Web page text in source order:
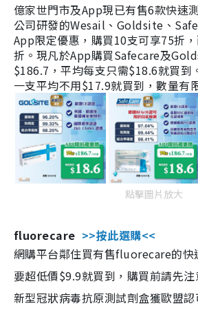
億家世門市及App現已有售6款快速
公司研發的Wesail、Goldsite、
App限定優惠，購買10支可享75折
折。現凡於App購買Safecare及
$186.7，平均每支只需$18.6就買到
一支平均不用$17.9就買到，數量有
點擊圖片放大
fluorecare >>按此選購<<
網購平台鄰住買有售fluorecare的快
要超低價$9.9就買到，購買前請先
新型冠狀病毒抗原測試劑盒獲歐盟